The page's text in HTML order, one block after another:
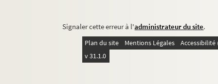
Signaler cette erreur à l'administrateur du site.
Plan du site Mentions Légales
v 31.1.0